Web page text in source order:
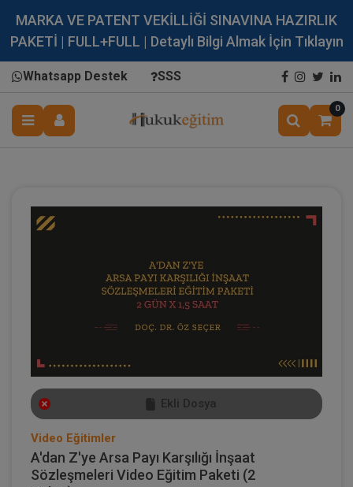
MARKA VE PATENT VEKİLLİĞİ SINAVINA HAZIRLIK
PAKETİ | FULL+FULL | Detaylı Bilgi Almak İçin Tıklayın
Whatsapp Destek SSS
0
Ekli Dosya
Video Eğitimler
A'dan Z'ye Arsa Payı Karşılığı İnşaat
Sözleşmeleri Video Eğitim Paketi (2